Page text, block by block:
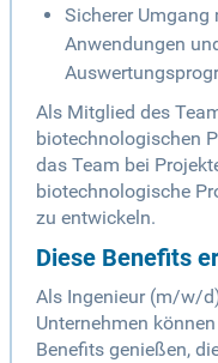
Sicherer Umgang
Anwendungen
Als Mitglied des
biotechnologischen
das Team bei
biotechnologische
zu entwickeln.
Diese Benefits
Als Ingenieur (m/w/
Unternehmen
Benefits genießen,